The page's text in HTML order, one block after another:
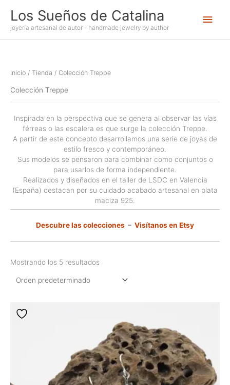
contenido
Los Sueños de Catalina
joyería artesanal de autor - handmade jewelry by author
Inicio / Tienda / Colección Treppe
Colección Treppe
Inspirada en la perspectiva que se genera al observar las vías
férreas o las escalera es que surge la colección Treppe.
A partir de este concepto desarrollamos una serie de joyas de
estilo fresco y contemporáneo.
Sus modelos se pensaron para combinar como conjuntos o
para usarlos de forma independiente.
Realizados y diseñados en el taller de LSDC en Valencia
(España) destacan por su cuidado acabado artesanal en plata
maciza 925.
Descubre las colecciones – Visítanos en Etsy
Mostrando los 5 resultados